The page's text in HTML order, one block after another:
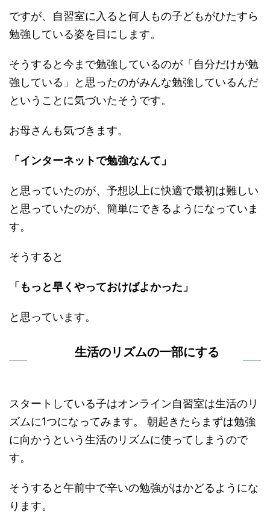
ですが、自習室に入ると何人もの子どもがひたすら
勉強している姿を目にします。
そうすると今まで勉強しているのが「自分だけが勉
強している」と思ったのがみんな勉強しているんだ
ということに気づいたそうです。
お母さんも気づきます。
「インターネットで勉強なんて」
と思っていたのが、予想以上に快適で最初は難しい
と思っていたのが、簡単にできるようになっていま
す。
そうすると
「もっと早くやっておけばよかった」
と思っています。
生活のリズムの一部にする
スタートしている子はオンライン自習室は生活のリ
ズムに1つになってみます。 朝起きたらまずは勉強
に向かうという生活のリズムに使ってしまうので
す。
そうすると午前中で辛いの勉強がはかどるようにな
ります。